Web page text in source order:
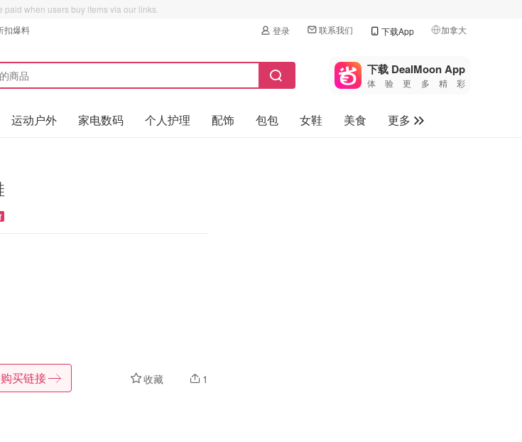
paid when users buy items via our links.
扣爆料 登录 联系我们 下载App 加拿大
🇺🇸
美国
🇨🇳中国
🇨🇦加拿大
下载 DealMoon App
体验更多精彩
运动户外 家电数码 个人护理 配饰 包包 女鞋 美食
更多
收藏 1
买链接